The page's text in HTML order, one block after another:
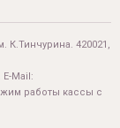
К.Тинчурина. 420021,
Mail:
работы кассы с